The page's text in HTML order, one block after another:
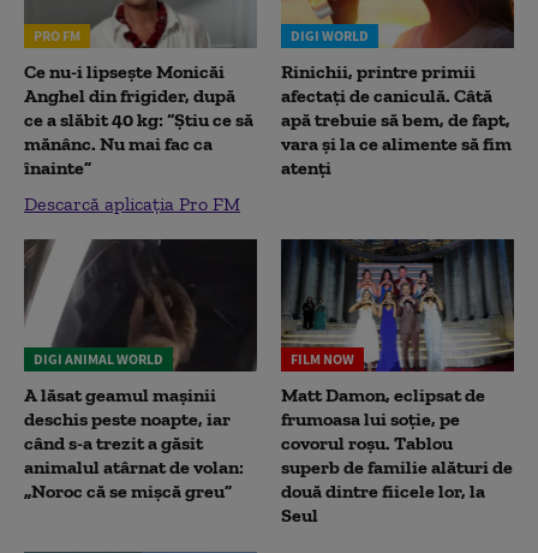
PRO FM
Ce nu-i lipsește Monicăi
Anghel din frigider, după
ce a slăbit 40 kg: “Știu ce să
mănânc. Nu mai fac ca
înainte”
Descarcă aplicația Pro FM
DIGI WORLD
Rinichii, printre primii
afectați de caniculă. Câtă
apă trebuie să bem, de fapt,
vara și la ce alimente să fim
atenți
DIGI ANIMAL WORLD
A lăsat geamul mașinii
deschis peste noapte, iar
când s-a trezit a găsit
animalul atârnat de volan:
„Noroc că se mișcă greu”
FILM NOW
Matt Damon, eclipsat de
frumoasa lui soție, pe
covorul roșu. Tablou
superb de familie alături de
două dintre fiicele lor, la
Seul